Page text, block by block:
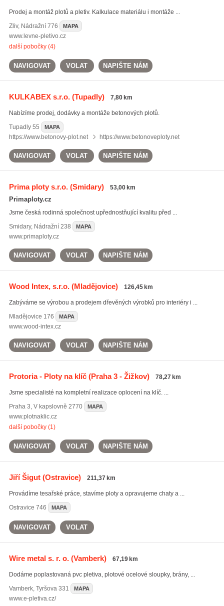
Prodej a montáž plotů a pletiv. Kalkulace materiálu i montáže ...
Zliv, Nádražní 776 MAPA
www.levne-pletivo.cz
další pobočky (4)
NAVIGOVAT VOLAT NAPIŠTE NÁM
KULKABEX s.r.o.(Tupadly) 7,80 km
Nabízíme prodej, dodávky a montáže betonových plotů.
Tupadly55 MAPA
https://www.betonovy-plot.net https://www.betonoveploty.net
NAVIGOVAT VOLAT NAPIŠTE NÁM
Prima ploty s.r.o.(Smidary) 53,00 km
Primaploty.cz
Jsme česká rodinná společnost upřednostňující kvalitu před ...
Smidary, Nádražní 238 MAPA
www.primaploty.cz
NAVIGOVAT VOLAT NAPIŠTE NÁM
Wood Intex, s.r.o.(Mladějovice) 126,45 km
Zabýváme se výrobou a prodejem dřevěných výrobků pro interiéry i ...
Mladějovice 176 MAPA
www.wood-intex.cz
NAVIGOVAT VOLAT NAPIŠTE NÁM
Protoria - Ploty na klíč(Praha 3 - Žižkov) 78,27 km
Jsme specialisté na kompletní realizace oplocení na klíč. ...
Praha 3, V kapslovně 2770 MAPA
www.plotnaklic.cz
další pobočky (1)
NAVIGOVAT VOLAT NAPIŠTE NÁM
Jiří Šigut(Ostravice) 211,37 km
Provádíme tesařské práce, stavíme ploty a opravujeme chaty a ...
Ostravice 746 MAPA
NAVIGOVAT VOLAT
Wire metal s. r. o.(Vamberk) 67,19 km
Dodáme poplastovaná pvc pletiva, plotové ocelové sloupky, brány, ...
Vamberk, Tyršova 331 MAPA
www.e-pletiva.cz/